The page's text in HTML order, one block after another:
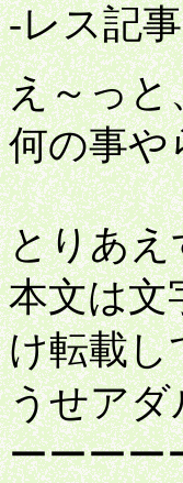
-レス記
え～っと
何の事や
とりあえ
本文は文
け転載し
うせアダ
ーーーー